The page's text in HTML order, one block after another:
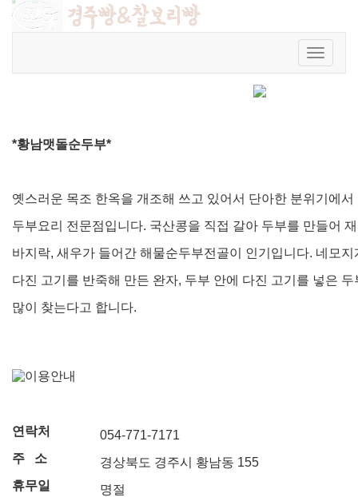
주문조회
Toggle
*황남맷돌순두부*
옛스러운 목조 한옥을 개조해 쓰고 있어서 단아한 분위기에
두부요리 전문점입니다. 국산콩을 직접 갈아 두부를 만들어
바지락, 새우가 들어간 해물순두부전골이 인기입니다. 네모
다진 고기를 반죽해 만든 완자, 두부 안에 다진 고기를 넣은
많이 찾는다고 합니다.
연락처
054-771-7171
주 소
경상북도 경주시 황남동 155
휴무일
명절